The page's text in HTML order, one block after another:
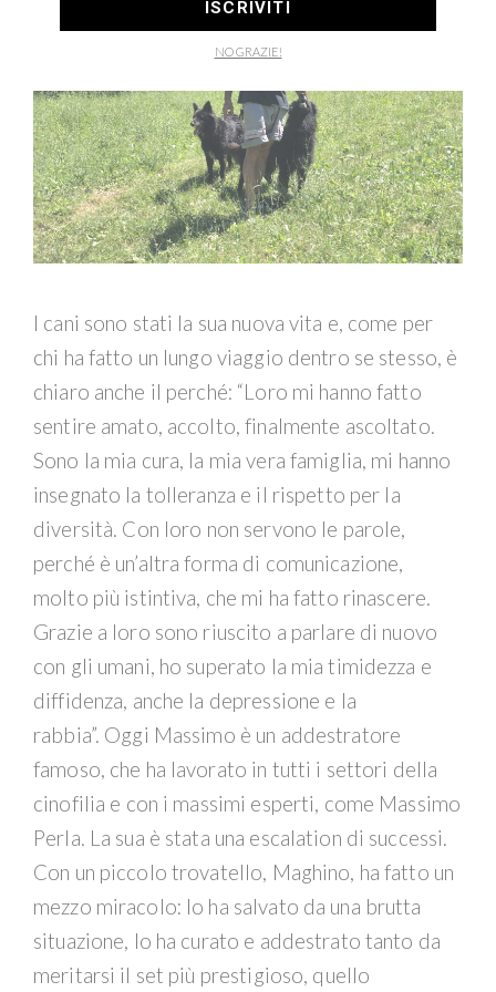
I cani sono stati la sua nuova vita e, come per
chi ha fatto un lungo viaggio dentro se stesso, è
chiaro anche il perché: “Loro mi hanno fatto
sentire amato, accolto, finalmente ascoltato.
Sono la mia cura, la mia vera famiglia, mi hanno
insegnato la tolleranza e il rispetto per la
diversità. Con loro non servono le parole,
perché è un’altra forma di comunicazione,
molto più istintiva, che mi ha fatto rinascere.
Grazie a loro sono riuscito a parlare di nuovo
con gli umani, ho superato la mia timidezza e
diffidenza, anche la depressione e la
rabbia”. Oggi Massimo è un addestratore
famoso, che ha lavorato in tutti i settori della
cinofilia e con i massimi esperti, come Massimo
Perla. La sua è stata una escalation di successi.
Con un piccolo trovatello, Maghino, ha fatto un
mezzo miracolo: lo ha salvato da una brutta
situazione, lo ha curato e addestrato tanto da
meritarsi il set più prestigioso, quello
ISCRIVITI
NO GRAZIE!